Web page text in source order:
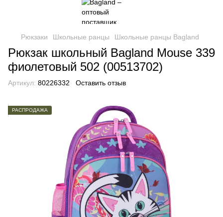
Рюкзаки Школьные ранцы Школьные ранцы Bagland
Рюкзак школьный Bagland Mouse 339
фиолетовый 502 (00513702)
Артикул: 80226332 Оставить отзыв
РАСПРОДАЖА